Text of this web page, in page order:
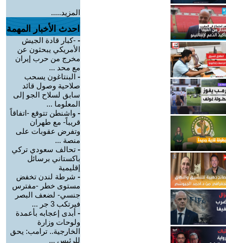
المزيد.....
احدث الأخبار المهمة
- -كبار قادة الجيش
الأمريكي يبحثون عن
مخرج من حرب إيران
مع محد ...
- البنتاغون يسحب
صلاحية وصول قائد
سابق لسلاح الجو إلى
المعلوما ...
- واشنطن تتوقع -اتفاقاً
قريباً- مع طهران
وتفرض عقوبات على
منصة ...
- تحالف سعودي تركي
باكستاني برسائل
إقليمية
- شرطة لندن تخفض
مستوى خطر -مفترس
جنسي- لضعف البصر
فيرتكب 3 جر ...
- أبدى إعجابه بأعمدة
ولوحات وزارة
الخارجية.. ترامب: يحق
للرئيس ...